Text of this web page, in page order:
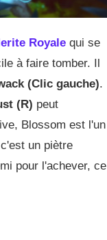
Royale qui se
à faire tomber. Il
(Clic gauche).
(R) peut
Blossom est l'un
un piètre
pour l'achever, ce